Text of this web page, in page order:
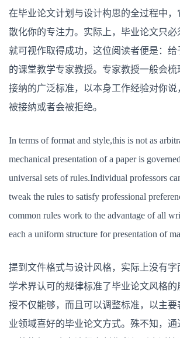
在毕业论文计划与设计构思的全过程中，
散化你的专注力。实际上，毕业论文只
就可视作取得成功，这位阅读者便是：给
的课堂教学专家教授。专家教授一般会
接纳的广泛标准，以本身工作经验对你
被接纳或者会被拒绝。
In terms of format and style,this is not as
mechanical presentation of a paper is
universal sets of rules.Individual professors
tweak the rules to satisfy professional
common rules work to the advantage of all
each a uniform structure for presentation of
提到文件格式与设计风格，实际上没有字
学术界认可的规律标准了毕业论文风格
授不仅能够，而且可以调整标准，以主要
业领域喜好的毕业论文方式。殊不知，